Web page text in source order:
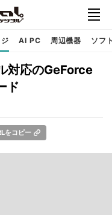
AI PC 周辺機器 ソフ
対応のGeForce
ド
をコピー